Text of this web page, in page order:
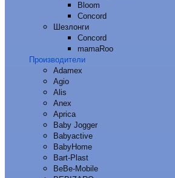
Bloom
Concord
Шезлонги
Concord
mamaRoo
Производители
Adamex
Agio
Alis
Anex
Aprica
Baby Jogger
Babyactive
BabyHome
Bart-Plast
BeBe-Mobile